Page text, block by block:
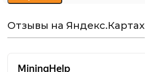
Отзывы на Яндекс.Картах